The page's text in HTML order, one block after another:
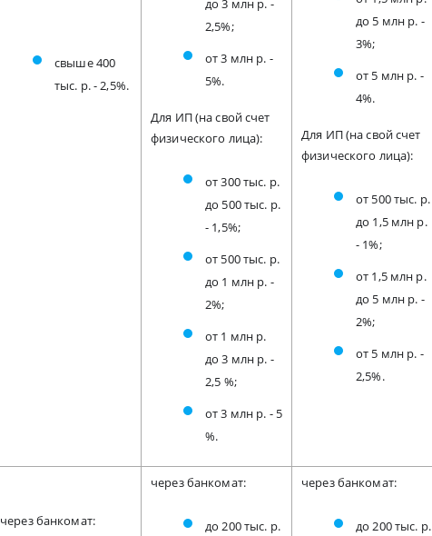
свыше 400
тыс. р. - 2,5%.
2,5%;
от 3 млн р. -
5%.
Для ИП (на свой счет
физического лица):
от 300 тыс. р.
до 500 тыс. р.
- 1,5%;
от 500 тыс. р.
до 1 млн р. -
2%;
от 1 млн р.
до 3 млн р. -
2,5 %;
от 3 млн р. - 5
%.
до 5 млн р. -
3%;
от 5 млн р. -
4%.
Для ИП (на свой счет
физического лица):
от 500 тыс. р.
до 1,5 млн р.
- 1%;
от 1,5 млн р.
до 5 млн р. -
2%;
от 5 млн р. -
2,5%.
через банкомат:
через банкомат:
до 200 тыс. р.
через банкомат:
до 200 тыс. р.